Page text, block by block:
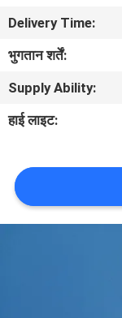
कारखाना
भ्रमण
नियंत्रण
संपर्क
Delivery Time:
भुगतान शर्तें:
Supply Ability:
हाई लाइट: